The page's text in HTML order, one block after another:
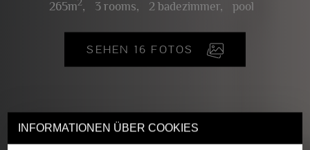
INFORMATIONEN ÜBER COOKIES
265m2, 3 rooms, 2 badezimmer, pool
SEHEN 16 FOTOS